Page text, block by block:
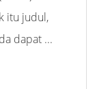
itu judul,
dapat ...